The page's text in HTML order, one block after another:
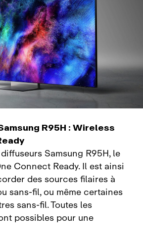
R95H : Wireless
Samsung R95H, le
Connect Ready. Il est ainsi
des sources filaires à
sans‑fil, ou même certaines
sans‑fil. Toutes les
possibles pour une